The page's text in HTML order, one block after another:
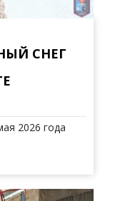
СНЕГ
2026 года